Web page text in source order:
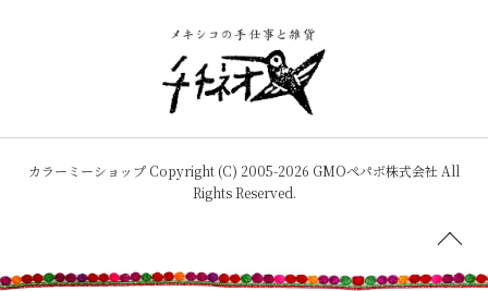
カラーミーショップ Copyright (C) 2005-2026 GMOペパボ株式会社 All
Rights Reserved.